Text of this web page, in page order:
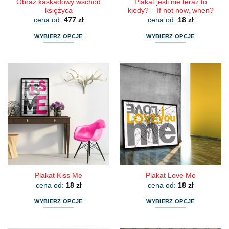
Obraz kaskadowy wschód
księżyca
cena od: 477 zł
WYBIERZ OPCJE
wiele
wariantów.
Opcje
można
wybrać
na
stronie
produktu
Plakat jeśli nie teraz to
kiedy? – If not now, when?
cena od: 18 zł
WYBIERZ OPCJE
ma
wiele
wariantów.
Opcje
można
wybrać
na
stronie
produktu
Plakat Kiss Me
cena od: 18 zł
WYBIERZ OPCJE
Plakat Love Me
cena od: 18 zł
WYBIERZ OPCJE